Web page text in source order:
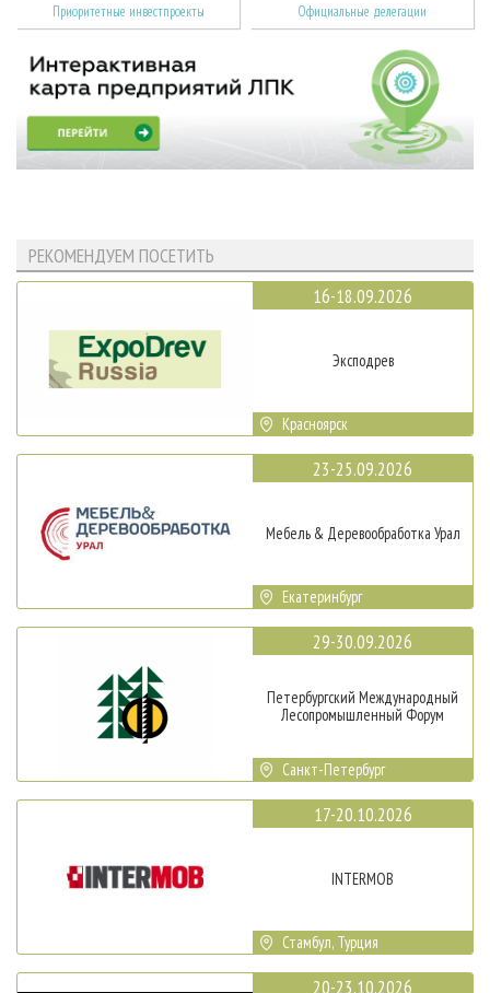
Приоритетные инвестпроекты Официальные делегации
РЕКОМЕНДУЕМ ПОСЕТИТЬ
16-18.09.2026
Эксподрев
Красноярск
23-25.09.2026
Мебель & Деревообработка Урал
Екатеринбург
29-30.09.2026
Петербургский Международный
Лесопромышленный Форум
Санкт-Петербург
17-20.10.2026
INTERMOB
Стамбул, Турция
20-23.10.2026